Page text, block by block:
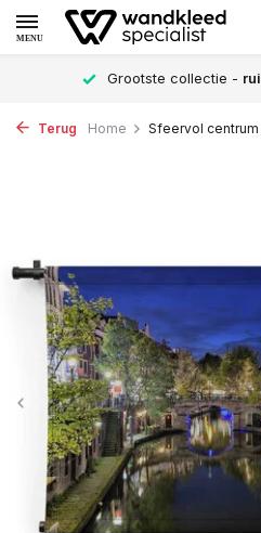
MENU
Grootste collectie -
Terug Home Sfeervol